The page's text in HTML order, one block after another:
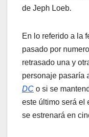
de Jeph Loeb.
En lo referido a la
pasado por
retrasado una y
personaje pasaría
DC o si se
este último será el
se estrenará en